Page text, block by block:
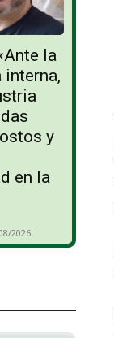
la
interna,
y
en la
2026